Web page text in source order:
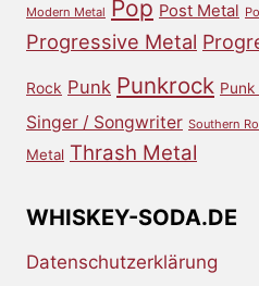
Modern Metal Pop Post Metal
Progressive Metal
Rock Punk Punkrock Punk
Singer / Songwriter Southern
Metal Thrash Metal
WHISKEY-SODA.DE
Datenschutzerklärung